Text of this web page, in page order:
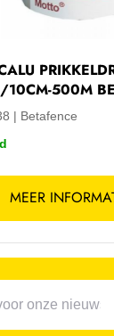
500M
Betafence
MEER